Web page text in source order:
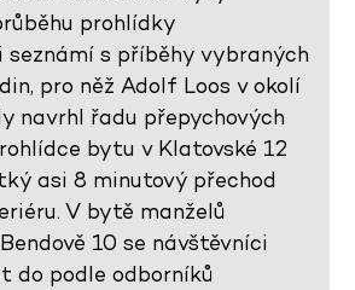
prohlídky
seznámí s příběhy vybraných
pro něž Adolf Loos v okolí
navrhl řadu přepychových
bytu v Klatovské 12
asi 8 minutový přechod
V bytě manželů
10 se návštěvníci
do podle odborníků